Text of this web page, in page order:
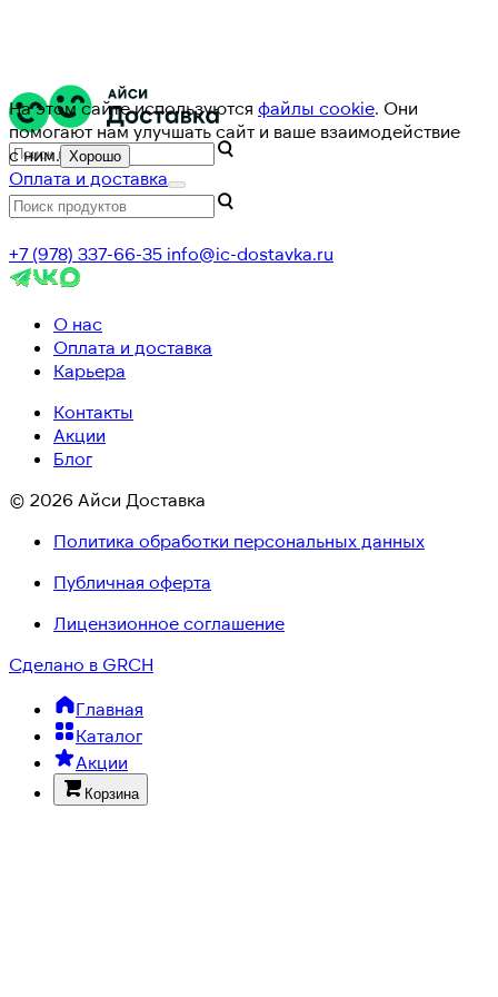
На этом сайте используются файлы cookie. Они
помогают нам улучшать сайт и ваше взаимодействие
с ним. Хорошо
Оплата и доставка
+7 (978) 337-66-35 info@ic-dostavka.ru
О нас
Оплата и доставка
Карьера
Контакты
Акции
Блог
© 2026 Айси Доставка
Политика обработки персональных данных
Публичная оферта
Лицензионное соглашение
Сделано в GRCH
Главная
Каталог
Акции
Корзина